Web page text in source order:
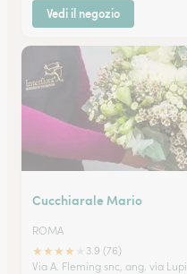
Vedi il negozio
Cucchiarale Mario
ROMA
★★★★
3.9 (76)
Via A. Fleming snc, ang. via Lupi